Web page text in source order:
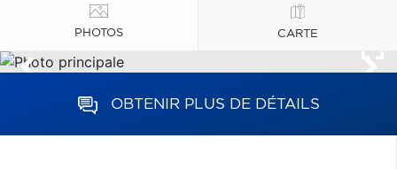
PHOTOS CARTE
OBTENIR PLUS DE DÉTAILS